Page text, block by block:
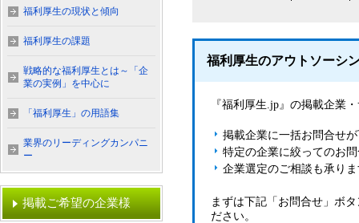
福利厚生のアウトソーシ
『福利厚生.jp』の掲載企業
掲載企業に一括お問合せ
特定の企業に絞ってのお
企業選定のご相談も承り
まずは下記「お問合せ」ボ
ださい。
福利厚生の現状と傾向
福利厚生の課題
戦略的な福利厚生とは～「企
業の実例」を中心に
「福利厚生」の用語集
業界のリーディングカンパニ
ー
掲載ご希望の企業様